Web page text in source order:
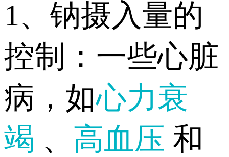
1、钠摄入量的
控制：一些心脏
病，如心力衰
竭 、 高血压 和